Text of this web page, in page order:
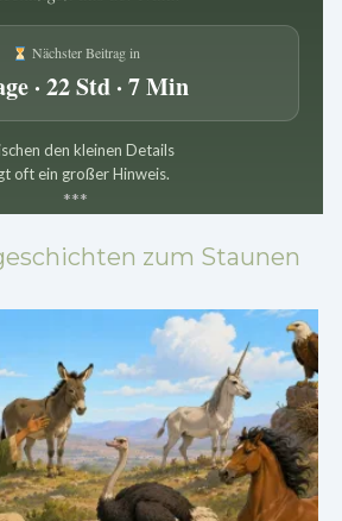
Nächster Beitrag in
· 22 Std · 7 Min
den kleinen Details
oft ein großer Hinweis.
***
zum Staunen